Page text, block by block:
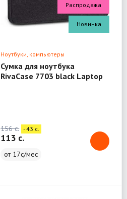
Распродажа
Новинка
Ноутбуки, компьютеры
Сумка для ноутбука
RivaCase 7703 black Laptop
156 c. - 43 c.
113 c.
от 17с/мес